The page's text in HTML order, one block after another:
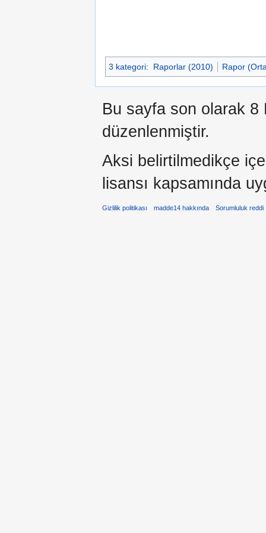
3 kategori: Raporlar (2010) Rapor
Bu sayfa son olarak
düzenlenmiştir.
Aksi belirtilmedikçe
lisansı kapsamında
Gizlilik politikası madde14 hakkında Sorumluluk reddi